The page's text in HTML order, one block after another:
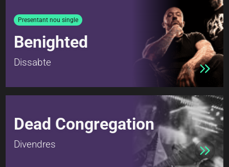
Presentant nou single
Benighted
Dissabte
Dead Congregation
Divendres